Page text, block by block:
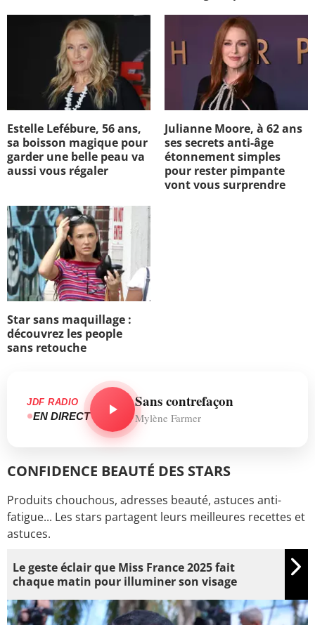
Estelle Lefébure, 56 ans,
sa boisson magique pour
garder une belle peau va
aussi vous régaler
Julianne Moore, à 62 ans
ses secrets anti-âge
étonnement simples
pour rester pimpante
vont vous surprendre
Star sans maquillage :
découvrez les people
sans retouche
JDF RADIO
EN DIRECT
Sans contrefaçon
Mylène Farmer
CONFIDENCE BEAUTÉ DES STARS
Produits chouchous, adresses beauté, astuces anti-
fatigue... Les stars partagent leurs meilleures recettes et
astuces.
Le geste éclair que Miss France 2025 fait
chaque matin pour illuminer son visage